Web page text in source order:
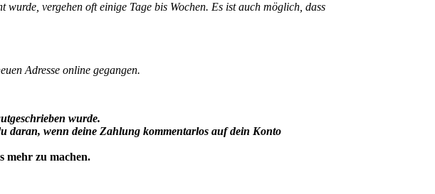
vergehen oft einige Tage bis Wochen. Es ist auch möglich, dass
Adresse online gegangen.
wurde.
daran, wenn deine Zahlung kommentarlos auf dein Konto
mehr zu machen.